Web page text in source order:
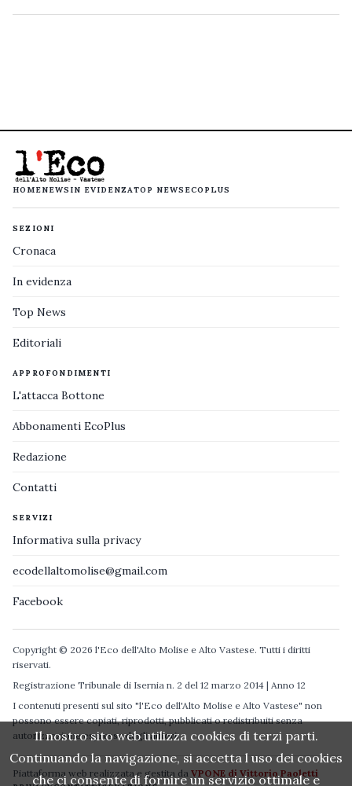
HOMENEWS IN EVIDENZATOP NEWS ECOPLUS
SEZIONI
Cronaca
In evidenza
Top News
Editoriali
APPROFONDIMENTI
L'attacca Bottone
Abbonamenti EcoPlus
Redazione
Contatti
SERVIZI
Informativa sulla privacy
ecodellaltomolise@gmail.com
Facebook
Copyright © 2026 l'Eco dell'Alto Molise e Alto Vastese. Tutti i diritti
riservati.
Registrazione Tribunale di Isernia n. 2 del 12 marzo 2014 | Anno 12
I contenuti presenti sul sito "l'Eco dell'Alto Molise e Alto Vastese" non
possono essere copiati, riprodotti, pubblicati o redistribuiti senza
autorizzazione espressa degli autori.
Piattaforma web realizzata e gestita da VPONE di Vittorio Paoletti
Il nostro sito web utilizza cookies di terzi parti.
Continuando la navigazione, si accetta l uso dei cookies
che ci consente di fornire un servizio ottimale e